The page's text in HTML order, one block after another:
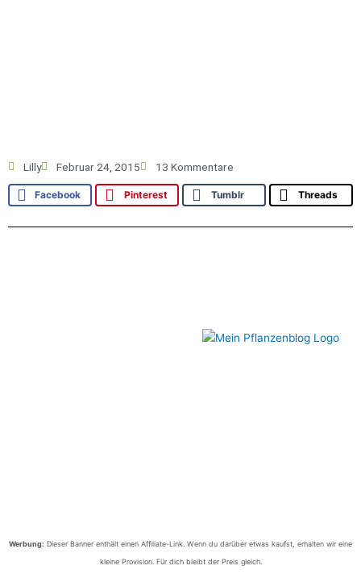
Lilly Februar 24, 2015 13 Kommentare
Facebook Pinterest Tumblr Threads
Werbung: Dieser Banner enthält einen Affiliate-Link. Wenn du darüber etwas kaufst, erhalten wir eine
kleine Provision. Für dich bleibt der Preis gleich.